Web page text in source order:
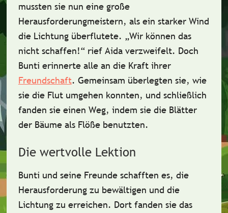
mussten sie nun eine große
Herausforderungmeistern, als ein starker Wind
die Lichtung überflutete. „Wir können das
nicht schaffen!“ rief Aida verzweifelt. Doch
Bunti erinnerte alle an die Kraftihrer
Freundschaft. Gemeinsam überlegten sie, wie
sie die Flut umgehen konnten, und schließlich
fanden sie einen Weg, indem sie die Blätter
der Bäume als Flöße benutzten.
Die wertvolle Lektion
Bunti und seine Freunde schafften es, die
Herausforderungzu bewältigen und die
Lichtung zu erreichen. Dort fanden sie das